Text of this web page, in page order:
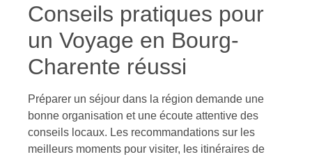
Conseils pratiques pour
un Voyage en Bourg-
Charente réussi
Préparer un séjour dans la région demande une
bonne organisation et une écoute attentive des
conseils locaux. Les recommandations sur les
meilleurs moments pour visiter, les itinéraires de